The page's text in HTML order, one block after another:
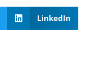
LinkedIn